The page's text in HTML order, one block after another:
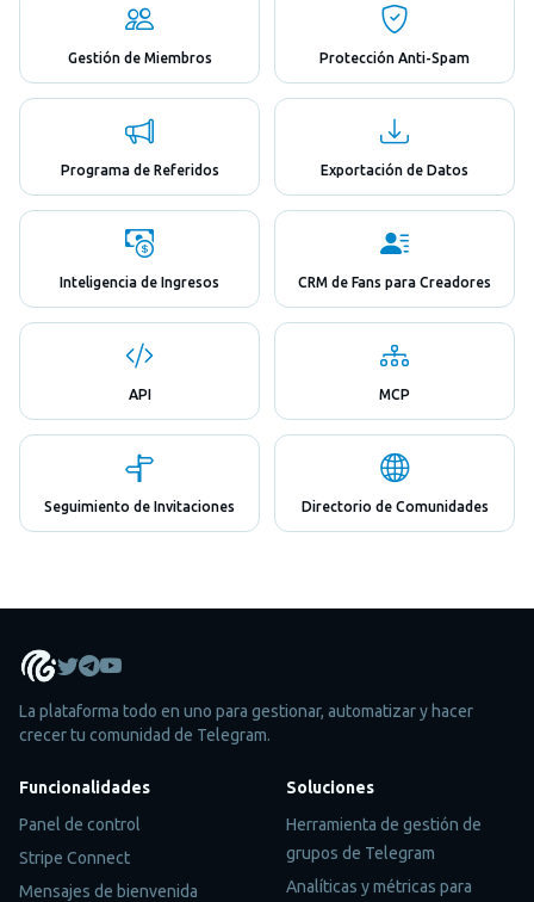
Gestión de Miembros Protección Anti-Spam
Programa de Referidos Exportación de Datos
Inteligencia de Ingresos CRM de Fans para Creadores
API MCP
Seguimiento de Invitaciones Directorio de Comunidades
La plataforma todo en uno para gestionar, automatizar y hacer
crecer tu comunidad de Telegram.
Funcionalidades
Panel de control
Stripe Connect
Mensajes de bienvenida
Soluciones
Herramienta de gestión de
grupos de Telegram
Analíticas y métricas para